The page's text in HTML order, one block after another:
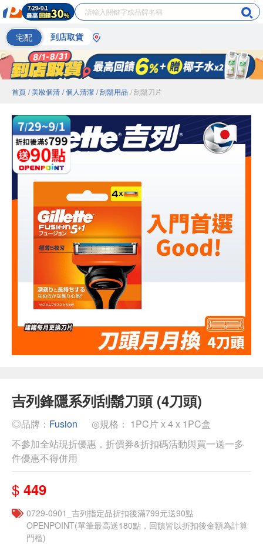
宅配 到店取貨
首頁 / 美妝個清 / 個人清潔 / 刮鬍用品 / 刮鬍刀片
吉列鋒隱系列刮鬍刀頭 (4刀頭)
◎品牌： Fusion
◎規格： 1PC片 x 4 x 1PC盒
不參加全站現折優惠，折價券&折扣碼活動與買一送一多
件優惠不得併用
$ 449
0729-0901_吉列指定品折扣後滿799元送90點
OPENPOINT(單筆最高送180點，回饋皆以折扣後金額為計算
門檻)